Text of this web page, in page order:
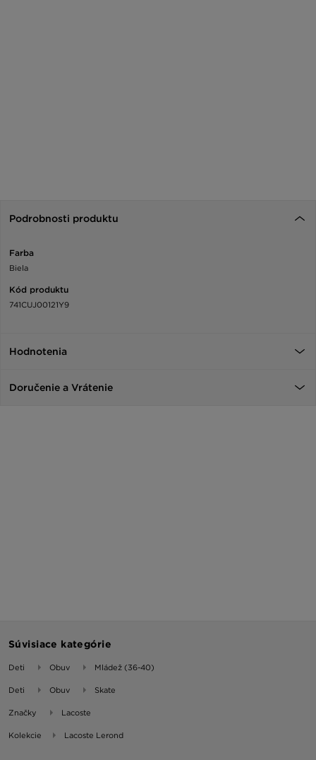
Podrobnosti produktu
Farba
Biela
Kód produktu
741CUJ00121Y9
Hodnotenia
Doručenie a Vrátenie
Súvisiace kategórie
Deti Obuv Mládež (36-40)
Deti Obuv Skate
Značky Lacoste
Kolekcie Lacoste Lerond